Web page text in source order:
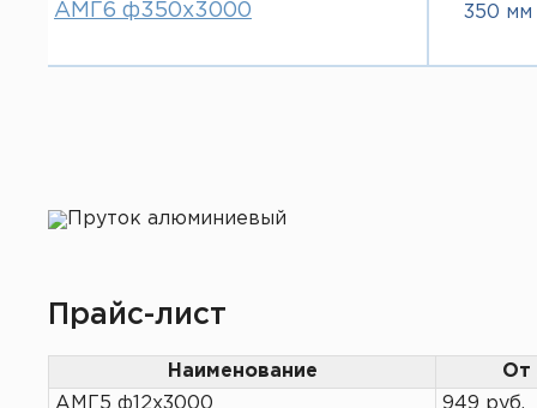
АМГ6 ф350х3000
350 мм
Прайс-лист
Наименование От
АМГ5 ф12х3000
949 руб.